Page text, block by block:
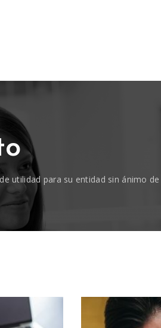
utilidad para su entidad sin ánimo de